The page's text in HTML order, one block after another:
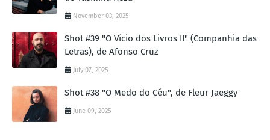
November 03, 2025
Shot #39 "O Vício dos Livros II" (Companhia das
Letras), de Afonso Cruz
July 07, 2025
Shot #38 "O Medo do Céu", de Fleur Jaeggy
June 09, 2025